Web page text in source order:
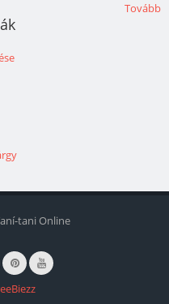
Tovább
tani Online